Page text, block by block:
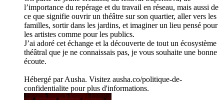
l’importance du repérage et du travail en réseau, mais aussi de
ce que signifie ouvrir un théâtre sur son quartier, aller vers les
familles, sortir dans les jardins, et imaginer un lieu pensé pour
les artistes comme pour les publics.
J’ai adoré cet échange et la découverte de tout un écosystème
théâtral que je ne connaissais pas, je vous souhaite une bonne
écoute.
Hébergé par Ausha. Visitez ausha.co/politique-de-
confidentialite pour plus d'informations.